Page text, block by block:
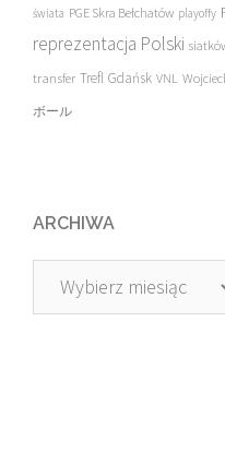
świata PGE Skra Bełchatów playoffy
reprezentacja Polski
transfer Trefl Gdańsk VNL
ボール
ARCHIWA
Archiwa